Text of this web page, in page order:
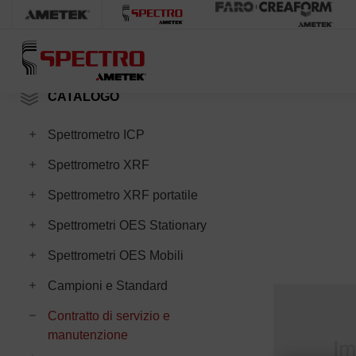
CATALOGO
Toggle Spettrometro ICP subcategories
Spettrometro ICP
Toggle Spettrometro XRF subcategories
Spettrometro XRF
Toggle Spettrometro XRF portatile subcategories
Spettrometro XRF portatile
Toggle Spettrometri OES Stationary subcategories
Spettrometri OES Stationary
Toggle Spettrometri OES Mobili subcategories
Spettrometri OES Mobili
Toggle Campioni e Standard subcategories
Campioni e Standard
Toggle Contratto di servizio e manutenzione
Contratto di servizio e
manutenzione